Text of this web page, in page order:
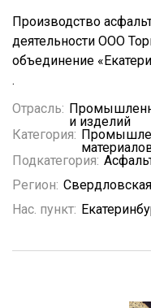
Производство
деятельности ООО
объединение
.
Отрасль:
и изделий
Категория:
Подкатегория:
Регион:
Нас. пункт: